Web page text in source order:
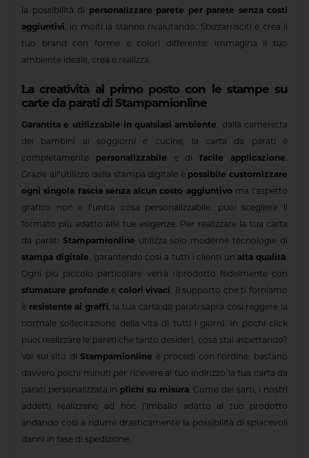
la possibilità di personalizzare parete per parete senza costi
aggiuntivi, in molti la stanno rivalutando. Sbizzarrisciti e crea il
tuo brand con forme e colori differente: immagina il tuo
ambiente ideale, crea e realizza.
La creatività al primo posto con le stampe su
carte da parati di Stampamionline
Garantita e utilizzabile in qualsiasi ambiente, dalla cameretta
dei bambini ai soggiorni e cucine, la carta da parati è
completamente personalizzabile e difacile applicazione.
Grazie all’utilizzo della stampa digitale è possibile customizzare
ogni singola fascia senza alcun costo aggiuntivo ma l’aspetto
grafico non è l’unica cosa personalizzabile: puoi scegliere il
formato più adatto alle tue esigenze. Per realizzare la tua carta
da parati Stampamionline utilizza solo moderne tecnologie di
stampa digitale, garantendo così a tutti i clienti un’alta qualità.
Ogni più piccolo particolare verrà riprodotto fedelmente con
sfumature profonde e colori vivaci. Il supporto che ti forniamo
è resistente ai graffi, la tua carta da parati saprà così reggere la
normale sollecitazione della vita di tutti i giorni. In pochi click
puoi realizzare le pareti che tanto desideri, cosa stai aspettando?
Vai sul sito di Stampamionline e procedi con l’ordine, bastano
davvero pochi minuti per ricevere al tuo indirizzo la tua carta da
parati personalizzata in plichi su misura. Come dei sarti, i nostri
addetti realizzano ad hoc l’imballo adatto al tuo prodotto
andando così a ridurre drasticamente la possibilità di spiacevoli
danni in fase di spedizione.